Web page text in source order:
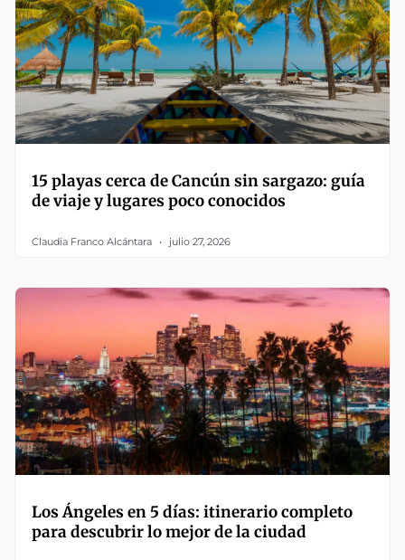
15 playas cerca de Cancún sin sargazo: guía
de viaje y lugares poco conocidos
Claudia Franco Alcántara julio 27, 2026
Los Ángeles en 5 días: itinerario completo
para descubrir lo mejor de la ciudad